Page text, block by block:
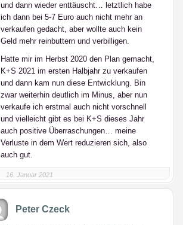
und dann wieder enttäuscht… letztlich habe
ich dann bei 5-7 Euro auch nicht mehr an
verkaufen gedacht, aber wollte auch kein
Geld mehr reinbuttern und verbilligen.
Hatte mir im Herbst 2020 den Plan gemacht,
K+S 2021 im ersten Halbjahr zu verkaufen
und dann kam nun diese Entwicklung. Bin
zwar weiterhin deutlich im Minus, aber nun
verkaufe ich erstmal auch nicht vorschnell
und vielleicht gibt es bei K+S dieses Jahr
auch positive Überraschungen… meine
Verluste in dem Wert reduzieren sich, also
auch gut.
16. Januar 2021
Peter Czeck